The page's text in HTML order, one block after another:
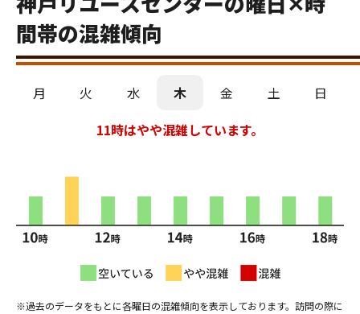
間帯の混雑傾向
月 火 水 木 金 土
日
11時はやや混雑しています。
※過去のデータをもとに各曜日の混雑傾向を表示しております。訪問の際に